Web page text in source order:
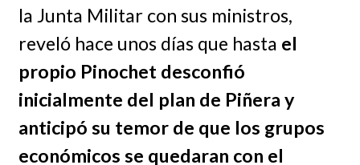
la Junta Militar con sus ministros,
reveló hace unos días que hasta el
propio Pinochet desconfió
inicialmente del plan de Piñera y
anticipó su temor de que los grupos
económicos se quedaran con el